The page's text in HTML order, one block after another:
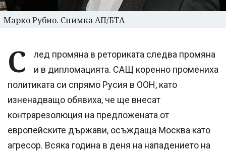
Марко Рубио. Снимка АП/БТА
С
лед промяна в реториката следва промяна
и в дипломацията. САЩ коренно промениха
политиката си спрямо Русия в ООН, като
изненадващо обявиха, че ще внесат
контрарезолюция на предложената от
европейските държави, осъждаща Москва като
агресор. Всяка година в деня на нападението на